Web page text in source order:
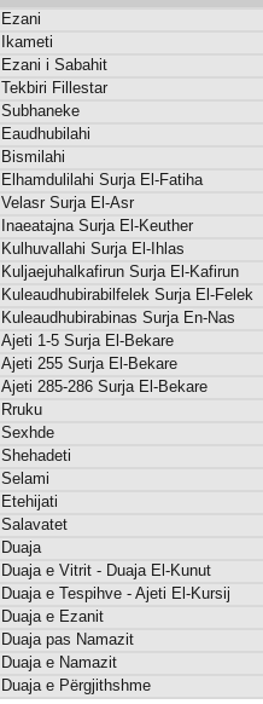
Ezani
Ikameti
Ezani i Sabahit
Tekbiri Fillestar
Subhaneke
Eaudhubilahi
Bismilahi
Elhamdulilahi Surja El-Fatiha
Velasr Surja El-Asr
Inaeatajna Surja El-Keuther
Kulhuvallahi Surja El-Ihlas
Kuljaejuhalkafirun Surja El-Kafirun
Kuleaudhubirabilfelek Surja El-Felek
Kuleaudhubirabinas Surja En-Nas
Ajeti 1-5 Surja El-Bekare
Ajeti 255 Surja El-Bekare
Ajeti 285-286 Surja El-Bekare
Rruku
Sexhde
Shehadeti
Selami
Etehijati
Salavatet
Duaja
Duaja e Vitrit - Duaja El-Kunut
Duaja e Tespihve - Ajeti El-Kursij
Duaja e Ezanit
Duaja pas Namazit
Duaja e Namazit
Duaja e Përgjithshme